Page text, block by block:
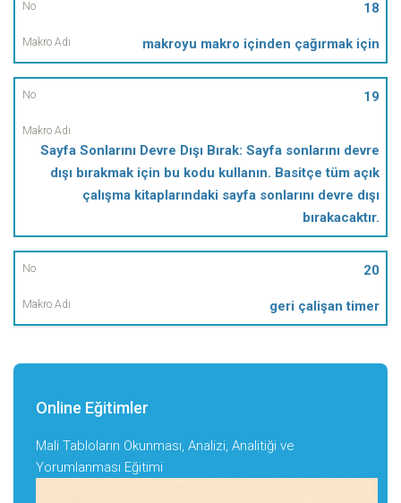
18
makroyu makro içinden çağırmak için
19
Sayfa Sonlarını Devre Dışı Bırak: Sayfa sonlarını devre
dışı bırakmak için bu kodu kullanın. Basitçe tüm açık
çalışma kitaplarındaki sayfa sonlarını devre dışı
bırakacaktır.
20
geri çalişan timer
Online Eğitimler
Mali Tabloların Okunması, Analizi, Analitiği ve
Yorumlanması Eğitimi